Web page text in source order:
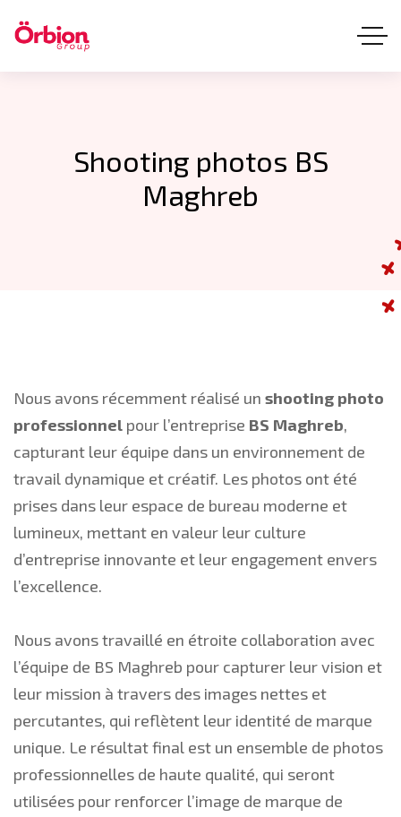
Shooting photos BS
Maghreb
Nous avons récemment réalisé un shooting photo
professionnel pour l’entreprise BS Maghreb,
capturant leur équipe dans un environnement de
travail dynamique et créatif. Les photos ont été
prises dans leur espace de bureau moderne et
lumineux, mettant en valeur leur culture
d’entreprise innovante et leur engagement envers
l’excellence.
Nous avons travaillé en étroite collaboration avec
l’équipe de BS Maghreb pour capturer leur vision et
leur mission à travers des images nettes et
percutantes, qui reflètent leur identité de marque
unique. Le résultat final est un ensemble de photos
professionnelles de haute qualité, qui seront
utilisées pour renforcer l’image de marque de